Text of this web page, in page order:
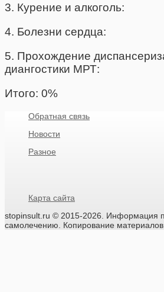
3. Курение и алкоголь:
4. Болезни сердца:
5. Прохождение
диангостики МРТ:
Итого: 0%
Обратная связь
Новости
Разное
Карта сайта
stopinsult.ru © 2015-2026. Информация
самолечению. Копирование